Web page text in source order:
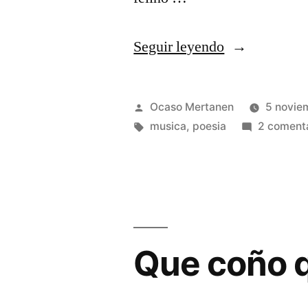
Seguir leyendo«La
Gatos
(por
Publicado
por
Ocaso Mertanen 5
Etiquetas:
musica, poesia 2
Que coño